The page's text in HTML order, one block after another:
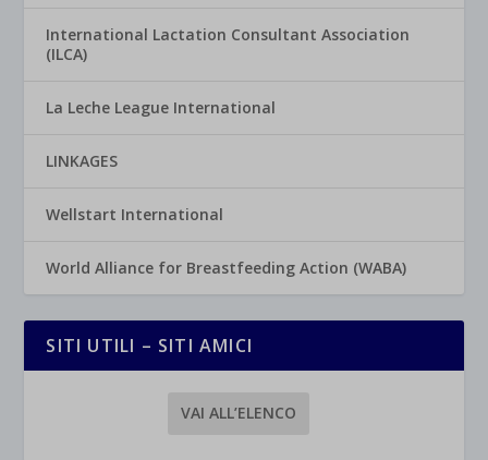
International Lactation Consultant Association
(ILCA)
La Leche League International
LINKAGES
Wellstart International
World Alliance for Breastfeeding Action (WABA)
SITI UTILI – SITI AMICI
VAI ALL’ELENCO